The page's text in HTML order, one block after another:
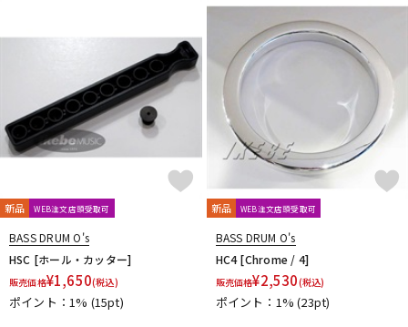
パーカッション
キーボード
その他楽器
アンプ エフェクター
新品 WEB注文店頭受取可
BASS DRUM O's
HSC [ホール・カッター]
販売価格¥1,650(税込)
ポイント：1% (15pt)
新品 WEB注文店頭受取可
BASS DRUM O's
HC4 [Chrome / 4]
販売価格¥2,530(税込)
ポイント：1%(23pt)